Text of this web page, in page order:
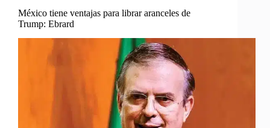
México tiene ventajas para librar aranceles de
Trump: Ebrard